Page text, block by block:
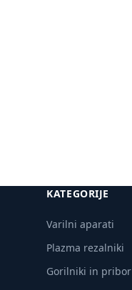
KATEGORIJE
Varilni aparati
Plazma rezalniki
Gorilniki in pribor